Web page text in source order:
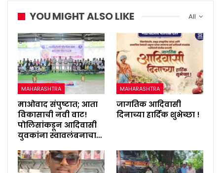
All
YOU MIGHT ALSO LIKE
MAHARASHTRA
माओवाद संपुष्टात; आता
विकासाची नवी वाट!
पोलिसांकडून आदिवासी
युवकांना स्वावलंबनाचा…
MAHARASHTRA
जागतिक आदिवासी
दिनाच्या हार्दिक शुभेच्छा !